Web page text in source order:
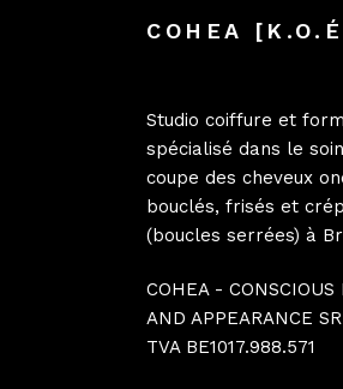
COHEA
Studio coiffure et
spécialisé dans le
coupe des cheveux
bouclés, frisés et
(boucles serrées) à
COHEA - CONSCIOUS
AND APPEARANCE
TVA BE1017.988.571